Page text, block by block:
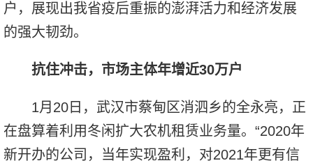
户，展现出我省疫后重振的澎湃活力和经济发展
的强大韧劲。
抗住冲击，市场主体年增近30万户
1月20日，武汉市蔡甸区消泗乡的全永亮，正
在盘算着利用冬闲扩大农机租赁业务量。“2020年
新开办的公司，当年实现盈利，对2021年更有信